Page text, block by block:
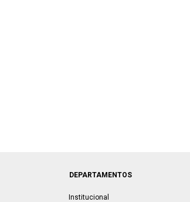
DEPARTAMENTOS
Institucional